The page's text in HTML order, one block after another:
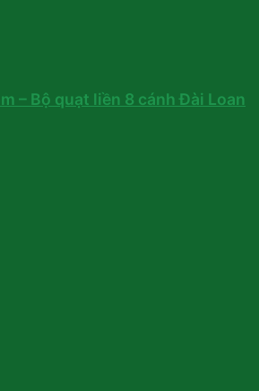
– Bộ quạt liền 8 cánh Đài Loan